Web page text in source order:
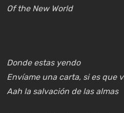
Of the New World
Donde estas yendo
Envíame una carta, si es que
Aah la salvación de las almas